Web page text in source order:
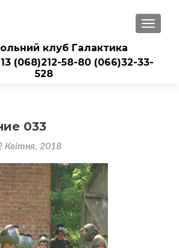
клуб Галактика
(068)212-58-80 (066)32-33-
528
033
Квітня, 2018